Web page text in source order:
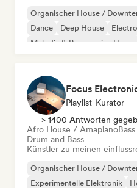
Organischer House /
Dance
Deep House
Melodic & Progressive House
Focus
Playlist-Kurator
> 1400 Antworten
Afro House / Amapiano
Drum and Bass
Künstler zu meinen
Organischer House /
Experimentelle Elektronik